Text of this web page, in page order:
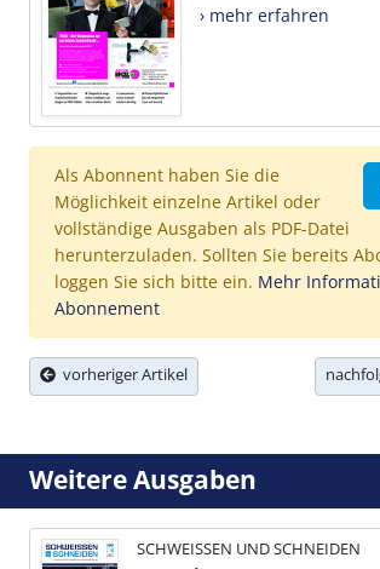
› mehr erfahren
Als Abonnent haben Sie die
Möglichkeit einzelne Artikel oder
vollständige Ausgaben als PDF-Datei
herunterzuladen. Sollten Sie bereits
loggen Sie sich bitte ein. Mehr
Abonnement
vorheriger Artikel
Weitere Ausgaben
SCHWEISSEN UND SCHNEIDEN